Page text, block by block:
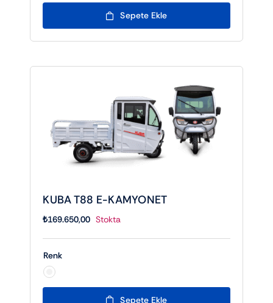
Sepete Ekle
KUBA T88 E-KAMYONET
₺169.650,00 Stokta
Renk
Sepete Ekle